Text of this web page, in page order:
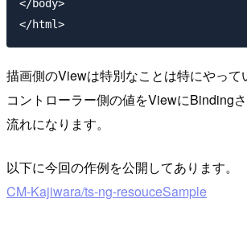
</body>
描画側のViewは特別なことは特にやって
コントローラー側の値をViewにBinding
流れになります。
以下に今回の作例を公開してあります。
CM-Kajiwara/ts-ng-resouceSample